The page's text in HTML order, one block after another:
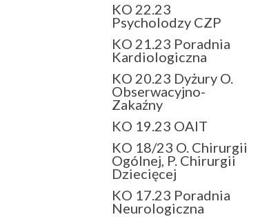
KO 22.23
Psycholodzy CZP
KO 21.23 Poradnia
Kardiologiczna
KO 20.23 Dyżury O.
Obserwacyjno-
Zakaźny
KO 19.23 OAIT
KO 18/23 O. Chirurgii
Ogólnej, P. Chirurgii
Dziecięcej
KO 17.23 Poradnia
Neurologiczna